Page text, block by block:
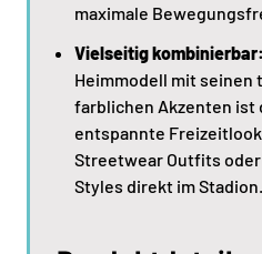
maximale
Vielseitig kombinierbar:
Heimmodell mit seinen
farblichen Akzenten
entspannte
Streetwear Outfits
Styles direkt im Stadion.